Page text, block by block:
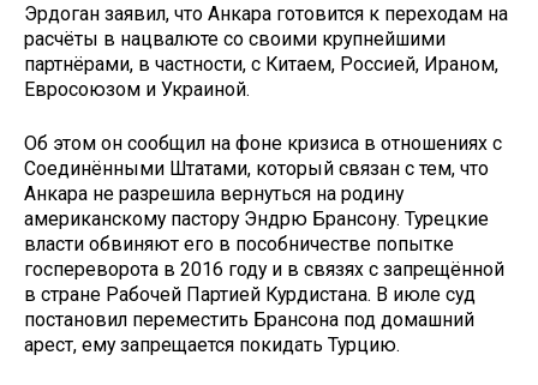
Эрдоган заявил, что Анкара готовится к переходам на
расчёты в нацвалюте со своими крупнейшими
партнёрами, в частности, с Китаем, Россией, Ираном,
Евросоюзом и Украиной.
Об этом он сообщил на фоне кризиса в отношениях с
Соединёнными Штатами, который связан с тем, что
Анкара не разрешила вернуться на родину
американскому пастору Эндрю Брансону. Турецкие
власти обвиняют его в пособничестве попытке
госпереворота в 2016 году и в связях с запрещённой
в стране Рабочей Партией Курдистана. В июле суд
постановил переместить Брансона под домашний
арест, ему запрещается покидать Турцию.